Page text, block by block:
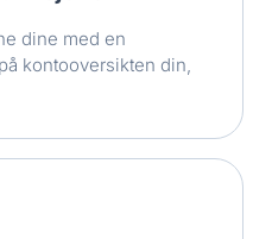
dine med en
kontooversikten din,